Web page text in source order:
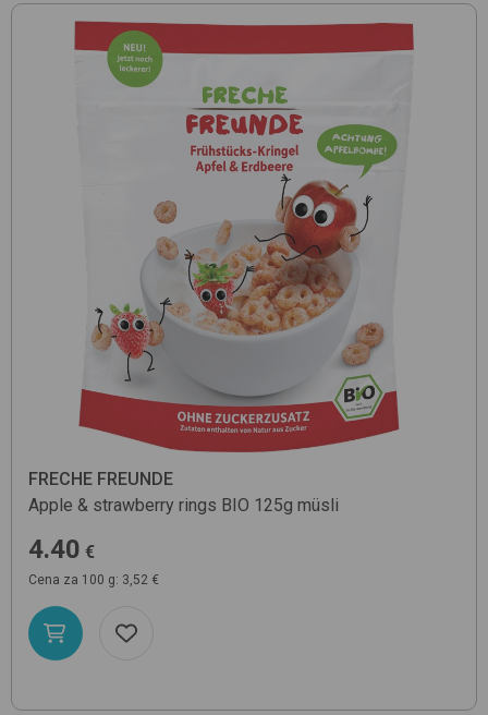
FRECHE FREUNDE
Apple & strawberry rings BIO 125g müsli
4.40 €
Cena za 100 g: 3,52 €